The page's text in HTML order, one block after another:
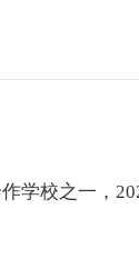
学校之一 ，